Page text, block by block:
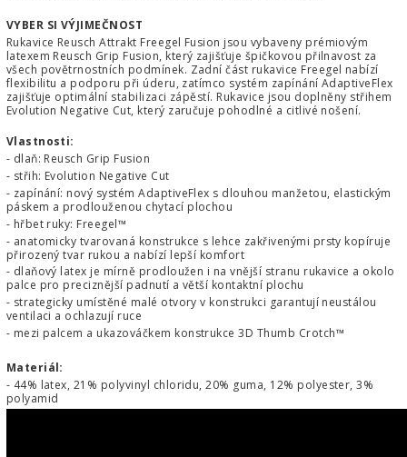
VYBER SI VÝJIMEČNOST
Rukavice Reusch Attrakt Freegel Fusion jsou vybaveny prémiovým
latexem Reusch Grip Fusion, který zajišťuje špičkovou přilnavost za
všech povětrnostních podmínek. Zadní část rukavice Freegel nabízí
flexibilitu a podporu při úderu, zatímco systém zapínání AdaptiveFlex
zajišťuje optimální stabilizaci zápěstí. Rukavice jsou doplněny střihem
Evolution Negative Cut, který zaručuje pohodlné a citlivé nošení.
Vlastnosti:
- dlaň: Reusch Grip Fusion
- střih: Evolution Negative Cut
- zapínání: nový systém AdaptiveFlex s dlouhou manžetou, elastickým
páskem a prodlouženou chytací plochou
- hřbet ruky: Freegel™
- anatomicky tvarovaná konstrukce s lehce zakřivenými prsty kopíruje
přirozený tvar rukou a nabízí lepší komfort
- dlaňový latex je mírně prodloužen i na vnější stranu rukavice a okolo
palce pro preciznější padnutí a větší kontaktní plochu
- strategicky umístěné malé otvory v konstrukci garantují neustálou
ventilaci a ochlazují ruce
- mezi palcem a ukazováčkem konstrukce 3D Thumb Crotch™
Materiál:
- 44% latex, 21% polyvinyl chloridu, 20% guma, 12% polyester, 3%
polyamid